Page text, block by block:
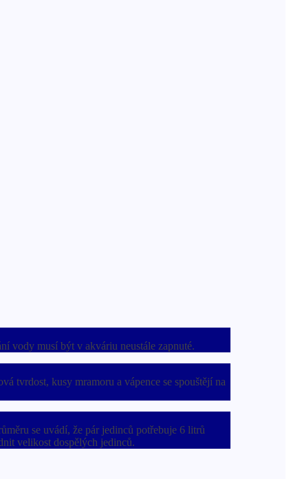
vody musí být v akváriu neustále zapnuté.
tvrdost, kusy mramoru a vápence se spouštějí na
se uvádí, že pár jedinců potřebuje 6 litrů
velikost dospělých jedinců.